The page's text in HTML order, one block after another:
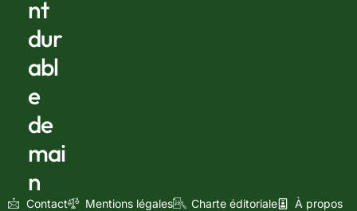
nt
dur
abl
e
de
mai
n
Contact Mentions légales Charte éditoriale
À propos